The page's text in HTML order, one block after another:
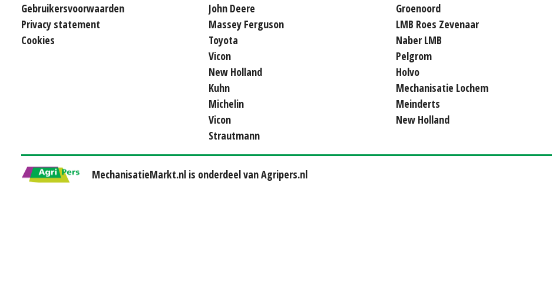
Gebruikersvoorwaarden
Privacy statement
Cookies
John Deere
Massey Ferguson
Toyota
Vicon
New Holland
Kuhn
Michelin
Vicon
Strautmann
Groenoord
LMB Roes Zevenaar
Naber LMB
Pelgrom
Holvo
Mechanisatie Lochem
Meinderts
New Holland
MechanisatieMarkt.nl is onderdeel van Agripers.nl